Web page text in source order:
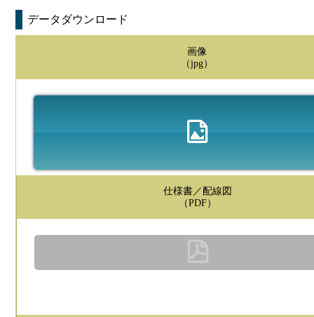
データダウンロード
画像
（jpg）
仕様書／配線図
（PDF）